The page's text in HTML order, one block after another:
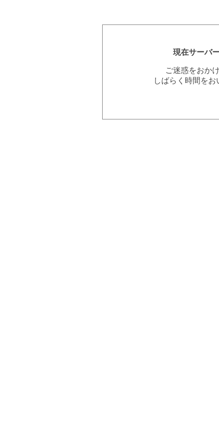
現在サーバ
ご迷惑をおか
しばらく時間を